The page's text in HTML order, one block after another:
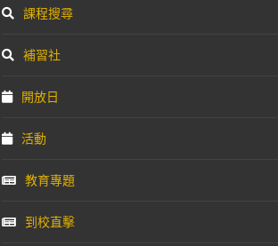
課程搜尋
補習社
開放日
活動
教育專題
到校直擊